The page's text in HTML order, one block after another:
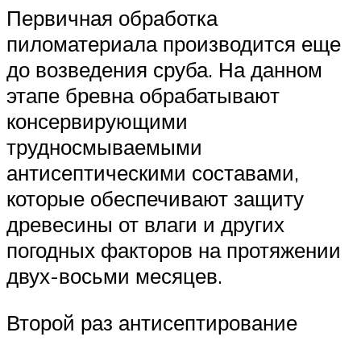
Первичная обработка
пиломатериала производится еще
до возведения сруба. На данном
этапе бревна обрабатывают
консервирующими
трудносмываемыми
антисептическими составами,
которые обеспечивают защиту
древесины от влаги и других
погодных факторов на протяжении
двух-восьми месяцев.
Второй раз антисептирование